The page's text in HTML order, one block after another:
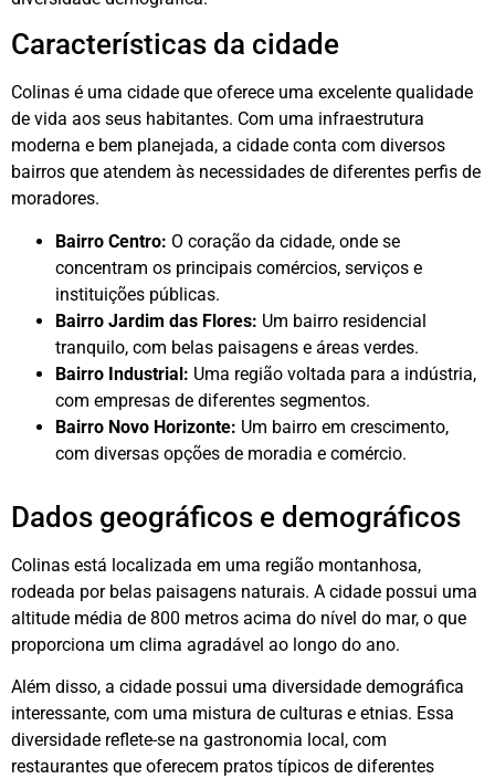
Características da cidade
Colinas é uma cidade que oferece uma excelente qualidade
de vida aos seus habitantes. Com uma infraestrutura
moderna e bem planejada, a cidade conta com diversos
bairros que atendem às necessidades de diferentes perfis de
moradores.
Bairro Centro: O coração da cidade, onde se
concentram os principais comércios, serviços e
instituições públicas.
Bairro Jardim das Flores: Um bairro residencial
tranquilo, com belas paisagens e áreas verdes.
Bairro Industrial: Uma região voltada para a indústria,
com empresas de diferentes segmentos.
Bairro Novo Horizonte: Um bairro em crescimento,
com diversas opções de moradia e comércio.
Dados geográficos e demográficos
Colinas está localizada em uma região montanhosa,
rodeada por belas paisagens naturais. A cidade possui uma
altitude média de 800 metros acima do nível do mar, o que
proporciona um clima agradável ao longo do ano.
Além disso, a cidade possui uma diversidade demográfica
interessante, com uma mistura de culturas e etnias. Essa
diversidade reflete-se na gastronomia local, com
restaurantes que oferecem pratos típicos de diferentes